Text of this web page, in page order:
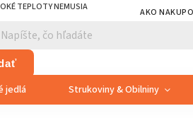
TEPLOTY NEMUSIA AKO
jedlá Strukoviny & Obilniny